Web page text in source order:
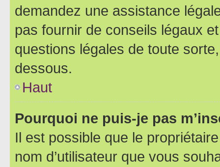
demandez une assistance
pas fournir de conseils légaux
questions légales de toute
dessous.
Haut
Pourquoi ne puis-je pas
Il est possible que le
nom d’utilisateur que vous